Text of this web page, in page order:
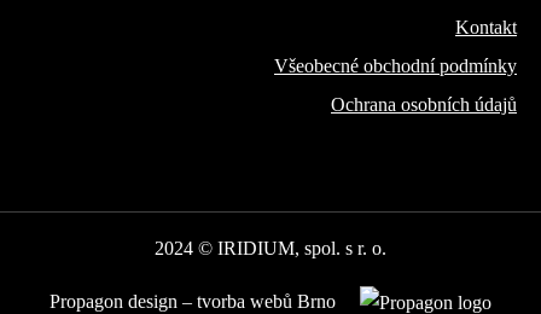
Kontakt
Všeobecné obchodní podmínky
Ochrana osobních údajů
2024 © IRIDIUM, spol. s r. o.
Propagon design – tvorba webů Brno